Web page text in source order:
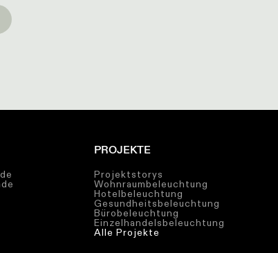
PROJEKTE
Projektstorys
Wohnraumbeleuchtung
Hotelbeleuchtung
Gesundheitsbeleuchtung
Bürobeleuchtung
Einzelhandelsbeleuchtung
Alle Projekte